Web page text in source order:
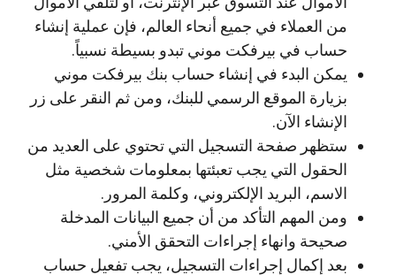
من العملاء في جميع أنحاء العالم، فإن عملية إنشاء
حساب في بيرفكت موني تبدو بسيطة نسبياً.
يمكن البدء في إنشاء حساب بنك بيرفكت موني
بزيارة الموقع الرسمي للبنك، ومن ثم النقر على زر
الإنشاء الآن.
ستظهر صفحة التسجيل التي تحتوي على العديد من
الحقول التي يجب تعبئتها بمعلومات شخصية مثل
الاسم، البريد الإلكتروني، وكلمة المرور.
ومن المهم التأكد من أن جميع البيانات المدخلة
صحيحة وانهاء إجراءات التحقق الأمني.
بعد إكمال إجراءات التسجيل، يجب تفعيل حساب